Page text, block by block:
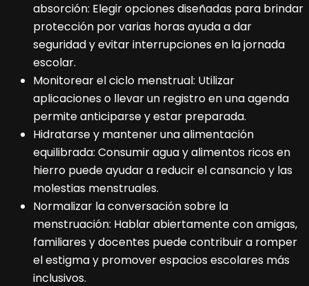
absorción: Elegir opciones diseñadas para brindar
protección por varias horas ayuda a dar
seguridad y evitar interrupciones en la jornada
escolar.
Monitorear el ciclo menstrual: Utilizar
aplicaciones o llevar un registro en una agenda
permite anticiparse y estar preparada.
Hidratarse y mantener una alimentación
equilibrada: Consumir agua y alimentos ricos en
hierro puede ayudar a reducir el cansancio y las
molestias menstruales.
Normalizar la conversación sobre la
menstruación: Hablar abiertamente con amigas,
familiares y docentes puede contribuir a romper
el estigma y promover espacios escolares más
inclusivos.